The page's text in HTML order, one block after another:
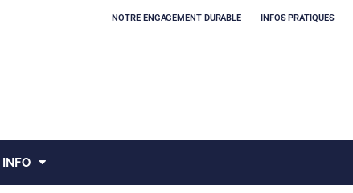
NOTRE ENGAGEMENT DURABLE INFOS PRATIQUES
INFO